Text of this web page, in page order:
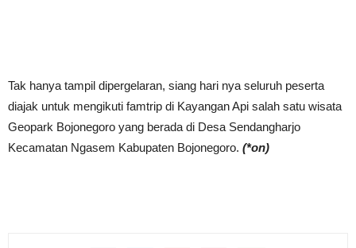
Tak hanya tampil dipergelaran, siang hari nya seluruh peserta
diajak untuk mengikuti famtrip di Kayangan Api salah satu wisata
Geopark Bojonegoro yang berada di Desa Sendangharjo
Kecamatan Ngasem Kabupaten Bojonegoro. (*on)